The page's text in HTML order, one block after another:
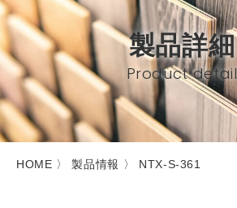
製品詳細
Product detail
HOME 〉 製品情報 〉 NTX-S-361